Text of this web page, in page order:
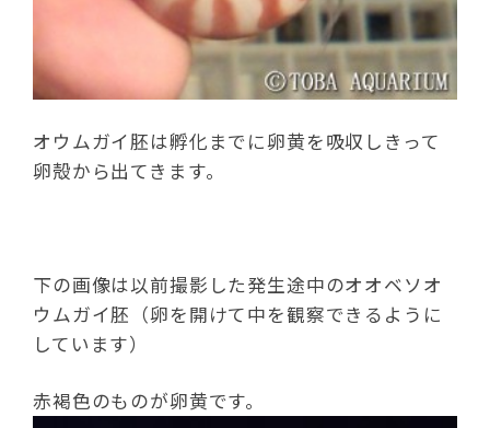
オウムガイ胚は孵化までに卵黄を吸収しきって
卵殻から出てきます。
下の画像は以前撮影した発生途中のオオベソオ
ウムガイ胚（卵を開けて中を観察できるように
しています）
赤褐色のものが卵黄です。